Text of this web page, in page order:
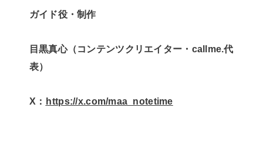
ガイド役・制作
目黒真心（コンテンツクリエイター・callme.代
表）
X： ⁠⁠⁠⁠https://x.com/maa_notetime